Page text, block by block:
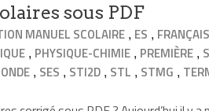
sous PDF
MANUEL SCOLAIRE , ES , FRANÇAIS
, PHYSIQUE-CHIMIE , PREMIÈRE , S
, SES , STI2D , STL , STMG ,